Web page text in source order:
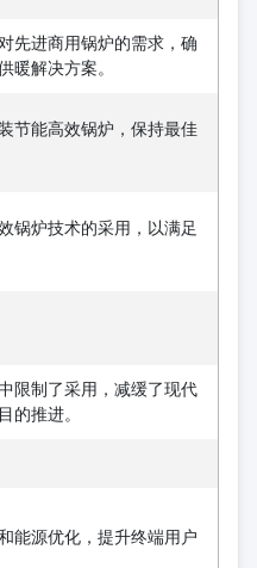
先进商用锅炉的需求，确
暖解决方案。
节能高效锅炉，保持最佳
锅炉技术的采用，以满足
限制了采用，减缓了现代
的推进。
能源优化，提升终端用户